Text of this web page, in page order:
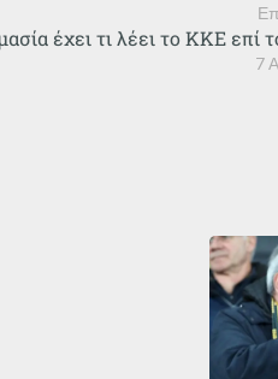
7
έχει τι λέει το ΚΚΕ επί